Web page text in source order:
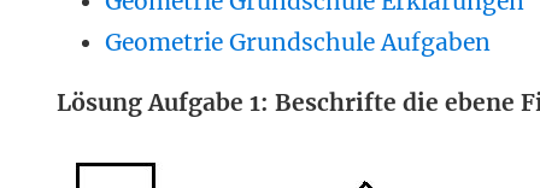
Geometrie Grundschule Aufgaben
Lösung Aufgabe 1: Beschrifte die ebene